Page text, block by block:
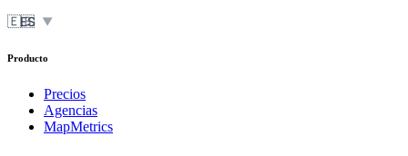
🇪🇸
ES ▼
Producto
Precios
Agencias
MapMetrics